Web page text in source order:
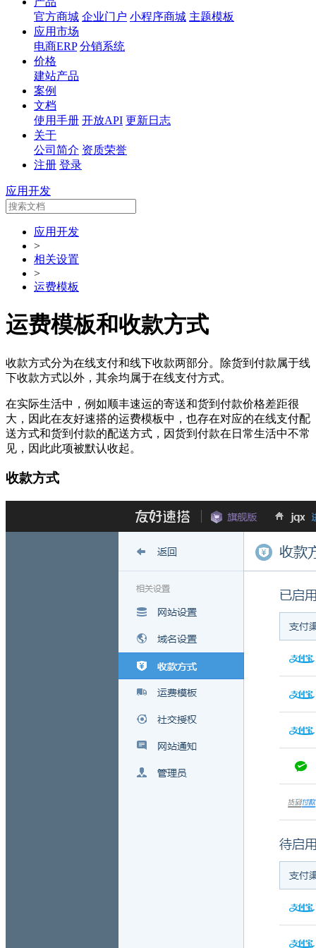
官方商城 企业门户 小程序商城 主题模板
应用市场
电商ERP 分销系统
价格
建站产品
案例
文档
使用手册 开放API 更新日志
关于
公司简介 资质荣誉
注册 登录
应用开发
应用开发
>
相关设置
>
运费模板
运费模板和收款方式
收款方式分为在线支付和线下收款两部分。除货到付款属于线
下收款方式以外，其余均属于在线支付方式。
在实际生活中，例如顺丰速运的寄送和货到付款价格差距很
大，因此在友好速搭的运费模板中，也存在对应的在线支付配
送方式和货到付款的配送方式，因货到付款在日常生活中不常
见，因此此项被默认收起。
收款方式